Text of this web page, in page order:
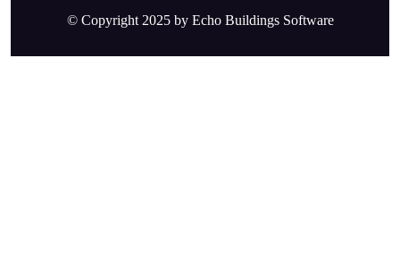
© Copyright 2025 by Echo Buildings Software